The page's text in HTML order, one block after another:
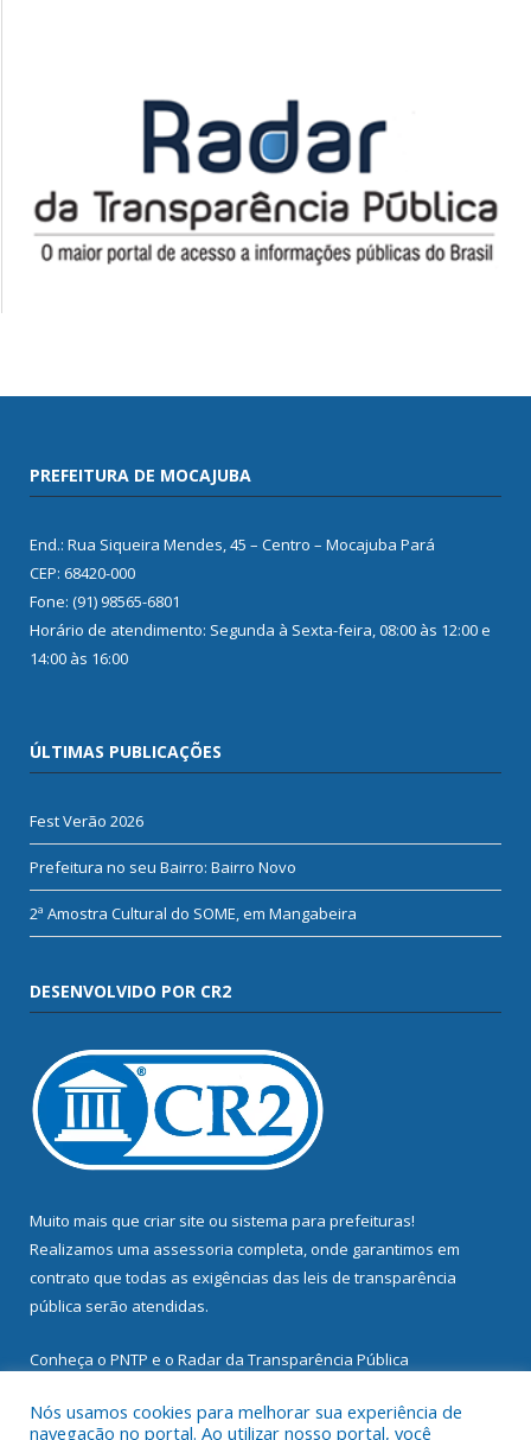
PREFEITURA DE MOCAJUBA
End.: Rua Siqueira Mendes, 45 – Centro – Mocajuba Pará
CEP: 68420-000
Fone: (91) 98565-6801
Horário de atendimento: Segunda à Sexta-feira, 08:00 às 12:00 e
14:00 às 16:00
ÚLTIMAS PUBLICAÇÕES
Fest Verão 2026
Prefeitura no seu Bairro: Bairro Novo
2ª Amostra Cultural do SOME, em Mangabeira
DESENVOLVIDO POR CR2
Muito mais que criar site ou sistema para prefeituras!
Realizamos uma assessoria completa, onde garantimos em
contrato que todas as exigências das leis de transparência
pública serão atendidas.
Conheça o PNTP e o Radar da Transparência Pública
Nós usamos cookies para melhorar sua experiência de
navegação no portal. Ao utilizar nosso portal, você